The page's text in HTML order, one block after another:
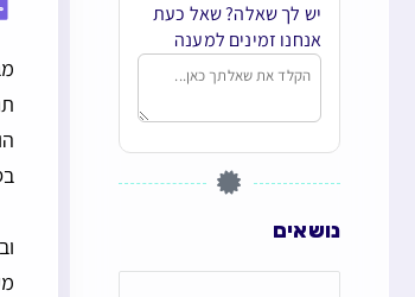
יש לך שאלה? שאל כעת
אנחנו זמינים למענה
נושאים